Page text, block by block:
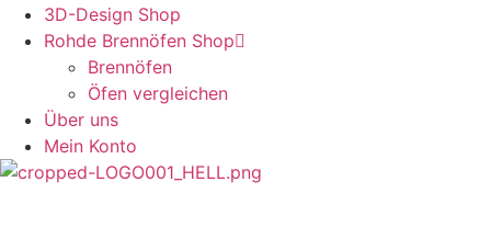
3D-Design Shop
Rohde Brennöfen Shop
Brennöfen
Öfen vergleichen
Über uns
Mein Konto